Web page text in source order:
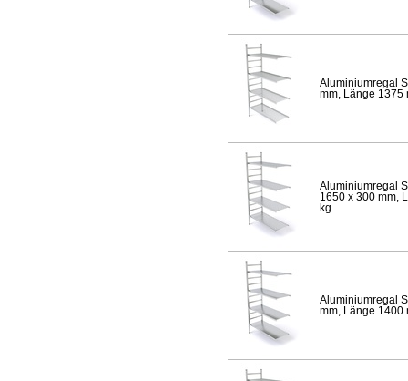
Aluminiumregal
mm, Länge 1375
Aluminiumregal
1650 x 300 mm,
kg
Aluminiumregal
mm, Länge 1400